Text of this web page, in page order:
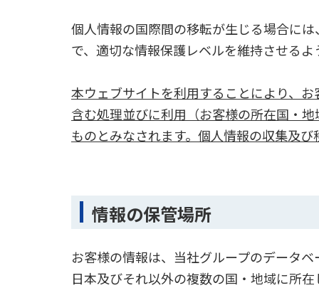
個人情報の国際間の移転が生じる場合に
で、適切な情報保護レベルを維持させる
本ウェブサイトを利用することにより、
含む処理並びに利用（お客様の所在国・
ものとみなされます。個人情報の収集及
情報の保管場所
お客様の情報は、当社グループのデータ
日本及びそれ以外の複数の国・地域に所在